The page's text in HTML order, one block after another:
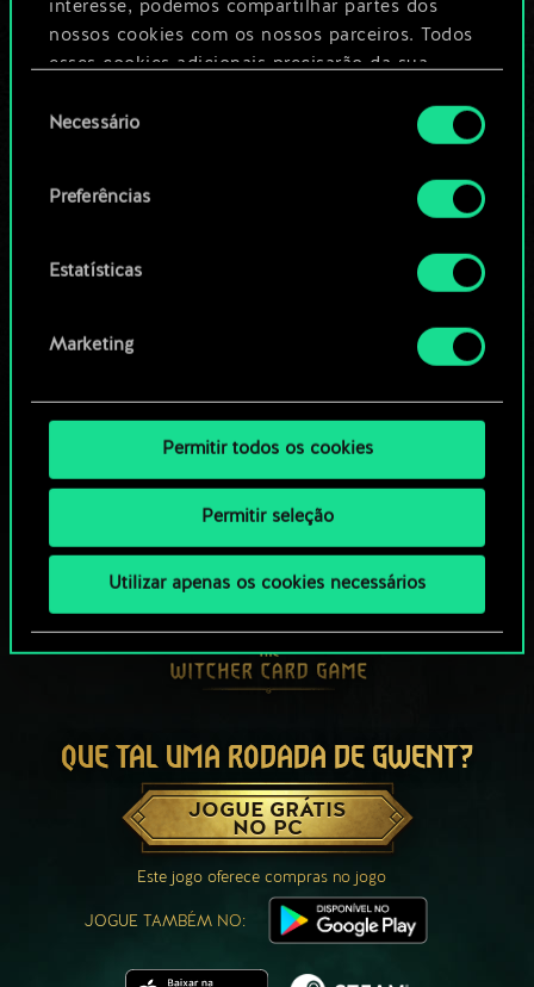
interesse, podemos compartilhar partes dos
nossos cookies com os nossos parceiros. Todos
esses cookies adicionais precisarão da sua
Você encontrará todos os detalhes sobre o uso
de cookies e poderá ajustar as suas preferências
no menu "Configurações" abaixo.
deNecessário
Preferências
Estatísticas
Marketing
Permitir todos os cookies
Permitir seleção
Utilizar apenas os cookies necessários
um guia
QUE TAL UMA RODADA DE GWENT?
JOGUE GRÁTIS
NO PC
Este jogo oferece compras no jogo
JOGUE TAMBÉM NO: